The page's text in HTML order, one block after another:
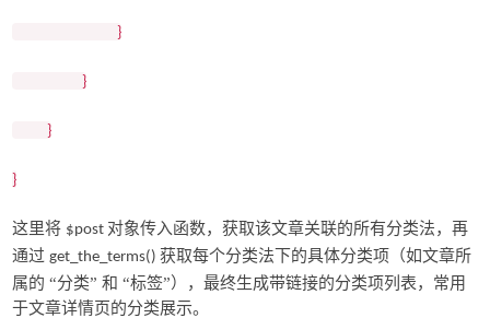
}
}
}
}
这里将 $post 对象传入函数，获取该文章关联的所有分类法，再
通过 get_the_terms() 获取每个分类法下的具体分类项（如文章所
属的 “分类” 和 “标签”），最终生成带链接的分类项列表，常用
于文章详情页的分类展示。